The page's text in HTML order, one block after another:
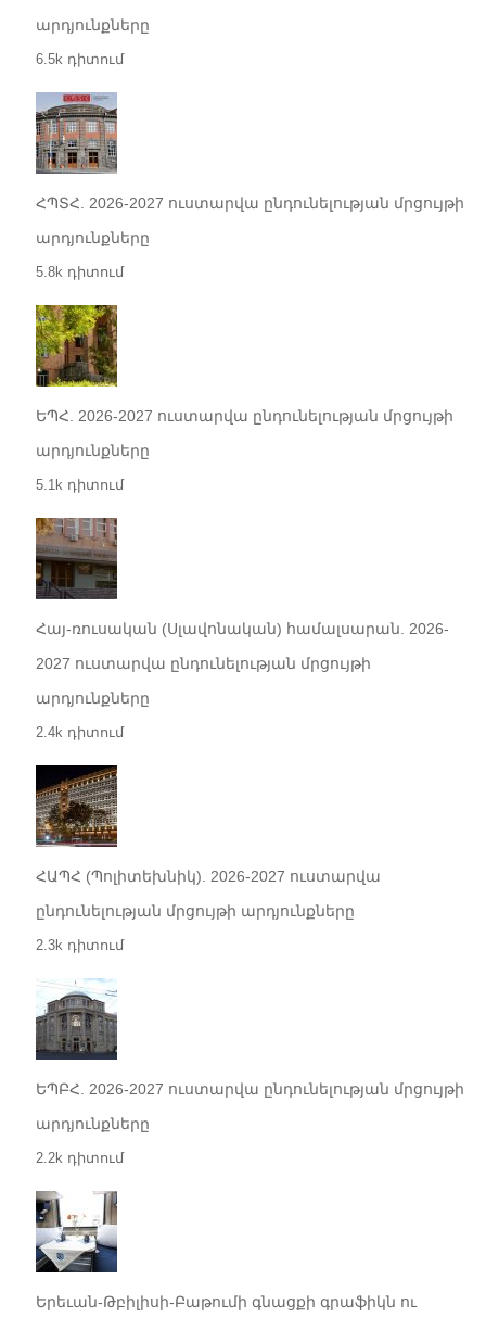
արդյունքները
6.5k դիտում
ՀՊՏՀ. 2026-2027 ուստարվա ընդունելության մրցույթի
արդյունքները
5.8k դիտում
ԵՊՀ. 2026-2027 ուստարվա ընդունելության մրցույթի
արդյունքները
5.1k դիտում
Հայ-ռուսական (Սլավոնական) համալսարան. 2026-
2027 ուստարվա ընդունելության մրցույթի
արդյունքները
2.4k դիտում
ՀԱՊՀ (Պոլիտեխնիկ). 2026-2027 ուստարվա
ընդունելության մրցույթի արդյունքները
2.3k դիտում
ԵՊԲՀ. 2026-2027 ուստարվա ընդունելության մրցույթի
արդյունքները
2.2k դիտում
Երեւան-Թբիլիսի-Բաթումի գնացքի գրաֆիկն ու